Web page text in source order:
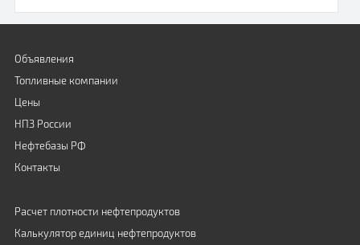
Объявления
Топливные компании
Цены
НПЗ России
Нефтебазы РФ
Контакты
Расчет плотности нефтепродуктов
Калькулятор единиц нефтепродуктов